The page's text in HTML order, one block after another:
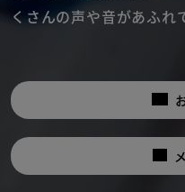
くさんの声や音があふれ